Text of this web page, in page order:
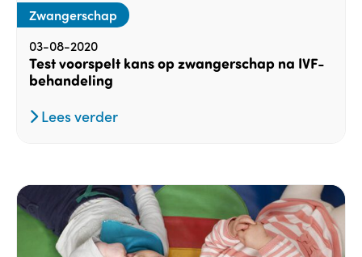
Zwangerschap
03-08-2020
Test voorspelt kans op zwangerschap na IVF-
behandeling
Lees verder